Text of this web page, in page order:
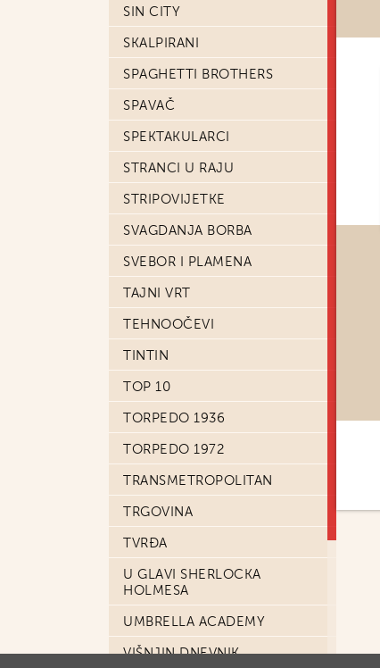
SIN CITY
SKALPIRANI
SPAGHETTI BROTHERS
SPAVAČ
SPEKTAKULARCI
STRANCI U RAJU
STRIPOVIJETKE
SVAGDANJA BORBA
SVEBOR I PLAMENA
TAJNI VRT
TEHNOOČEVI
TINTIN
TOP 10
TORPEDO 1936
TORPEDO 1972
TRANSMETROPOLITAN
TRGOVINA
TVRĐA
U GLAVI SHERLOCKA
HOLMESA
UMBRELLA ACADEMY
VIŠNJIN DNEVNIK